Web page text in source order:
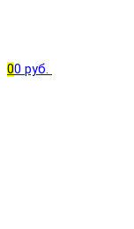
00 руб.